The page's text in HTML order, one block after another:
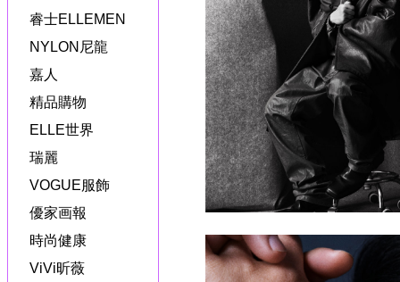
睿士ELLEMEN
NYLON尼龍
嘉人
精品購物
ELLE世界
瑞麗
VOGUE服飾
優家画報
時尚健康
ViVi昕薇